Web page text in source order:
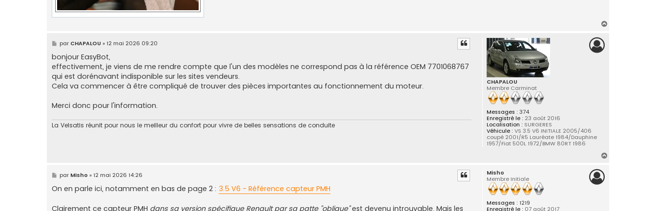
CHAPALOU
Membre Carminat
Messages : 374
Enregistré le : 23 août 2016
Localisation : SURGERES
Véhicule : VS 3.5 V6 INITIALE 2005/406
coupé 2001/R5 Lauréate 1984/Dauphine
1957/Fiat 500L 1972/BMW 80RT 1986
M
e
s
s
a
g
e
par CHAPALOU » 12 mai 2026 09:20
bonjour EasyBot,
effectivement, je viens de me rendre compte que l'un des modèles ne correspond pas à la référence OEM 7701068767
qui est dorénavant indisponible sur les sites vendeurs.
Cela va commencer à être compliqué de trouver des pièces importantes au fonctionnement du moteur.
Merci donc pour l'information.
La Velsatis réunit pour nous le meilleur du confort pour vivre de belles sensations de conduite
Misho
Membre Initiale
Messages : 1219
Enregistré le : 07 août 2017
M
e
s
s
g
par Misho » 12 mai 2026 14:26
On en parle ici, notamment en bas de page 2 : 3.5 V6 - Référence capteur PMH
Clairement ce capteur PMH dans sa version spécifique Renault par sa patte "oblique"est devenu introuvable. Mais les